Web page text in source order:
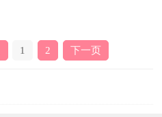
1 2 下一页